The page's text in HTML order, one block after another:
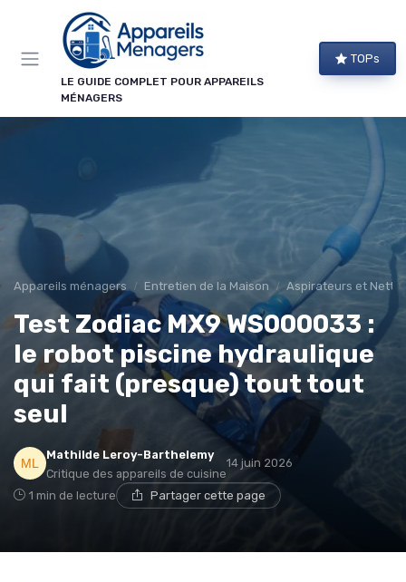
LE GUIDE COMPLET POUR APPAREILS
MÉNAGERS
TOPs
Appareils ménagers Entretien de la Maison Aspirateurs et
Test Zodiac MX9 WS000033 :
le robot piscine hydraulique
qui fait (presque) tout tout
seul
Mathilde Leroy-Barthelemy
Critique des appareils de cuisine
14 juin 2026
1 min de lecture Partager cette page
Panneau de gestion des cookies